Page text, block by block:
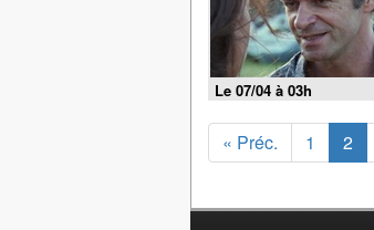
Le 07/04 à 03h
« Préc. 1 2